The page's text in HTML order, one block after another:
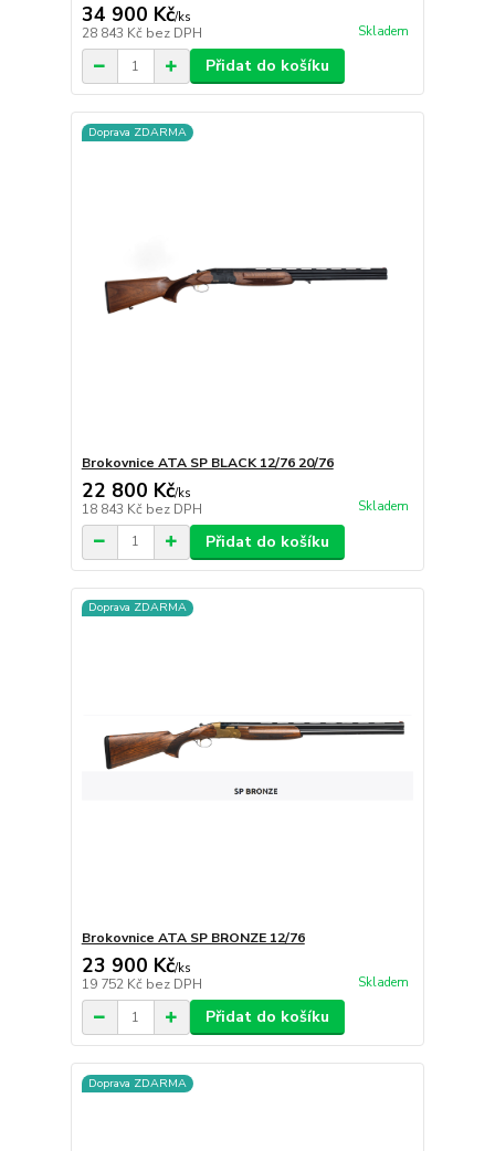
34 900 Kč/ks
28 843 Kč bez DPH Skladem
Přidat do košíku
Doprava ZDARMA
Brokovnice ATA SP BLACK 12/76 20/76
22 800 Kč/ks
18 843 Kč bez DPH Skladem
Přidat do košíku
Doprava ZDARMA
Brokovnice ATA SP BRONZE 12/76
23 900 Kč/ks
19 752 Kč bez DPH Skladem
Přidat do košíku
Doprava ZDARMA